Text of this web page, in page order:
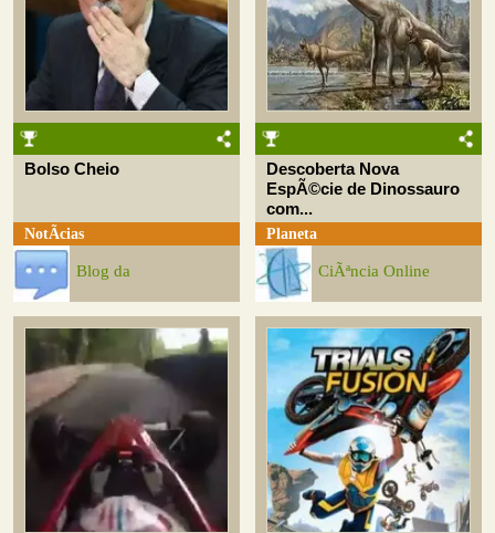
Bolso Cheio
NotÃ­cias
Blog da
Descoberta Nova
EspÃ©cie de Dinossauro
com...
Planeta
CiÃªncia Online